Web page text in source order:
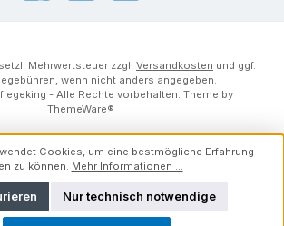
Mehrwertsteuer zzgl. Versandkosten und ggf.
wenn nicht anders angegeben.
- Alle Rechte vorbehalten. Theme by
ThemeWare®
Cookies, um eine bestmögliche Erfahrung
zu können. Mehr Informationen ...
Nur technisch notwendige